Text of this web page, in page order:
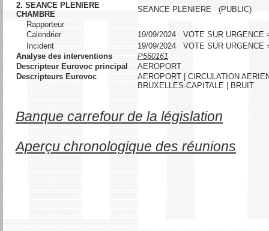
2. SEANCE PLENIERE
CHAMBRE
SEANCE PLENIERE (PUBLIC)
Rapporteur
Calendrier
19/09/2024 VOTE SUR URGENCE
Incident
19/09/2024 VOTE SUR URGENCE
Analyse des interventions
P560161
Descripteur Eurovoc principal
AEROPORT
Descripteurs Eurovoc
AEROPORT | CIRCULATION
BRUXELLES-CAPITALE | BRUIT
Banque carrefour de la législation
Aperçu chronologique des réunions